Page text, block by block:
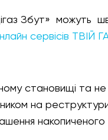
Збут» можуть
сервісів ТВІЙ
становищі та не
на
накопиченого